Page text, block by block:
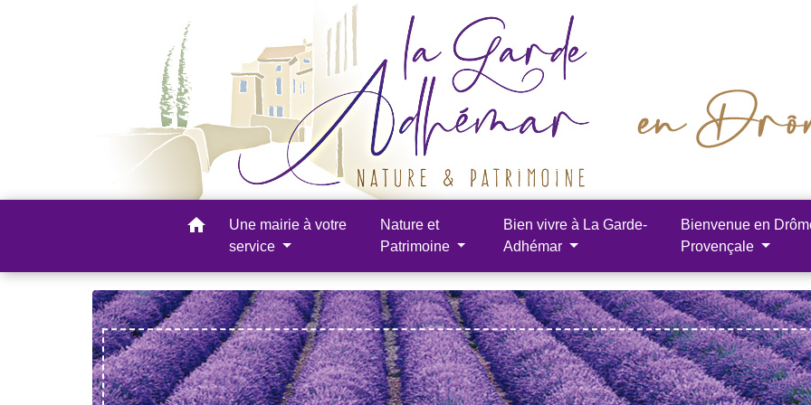
home
Une mairie à votre
service
Nature et
Patrimoine
Bien vivre à La Garde-
Adhémar
Bienvenue en
Provençale